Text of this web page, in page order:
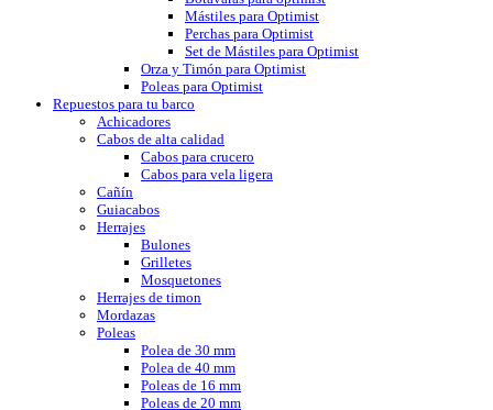
Mástiles para Optimist
Perchas para Optimist
Set de Mástiles para Optimist
Orza y Timón para Optimist
Poleas para Optimist
Repuestos para tu barco
Achicadores
Cabos de alta calidad
Cabos para crucero
Cabos para vela ligera
Cañín
Guiacabos
Herrajes
Bulones
Grilletes
Mosquetones
Herrajes de timon
Mordazas
Poleas
Polea de 30 mm
Polea de 40 mm
Poleas de 16 mm
Poleas de 20 mm